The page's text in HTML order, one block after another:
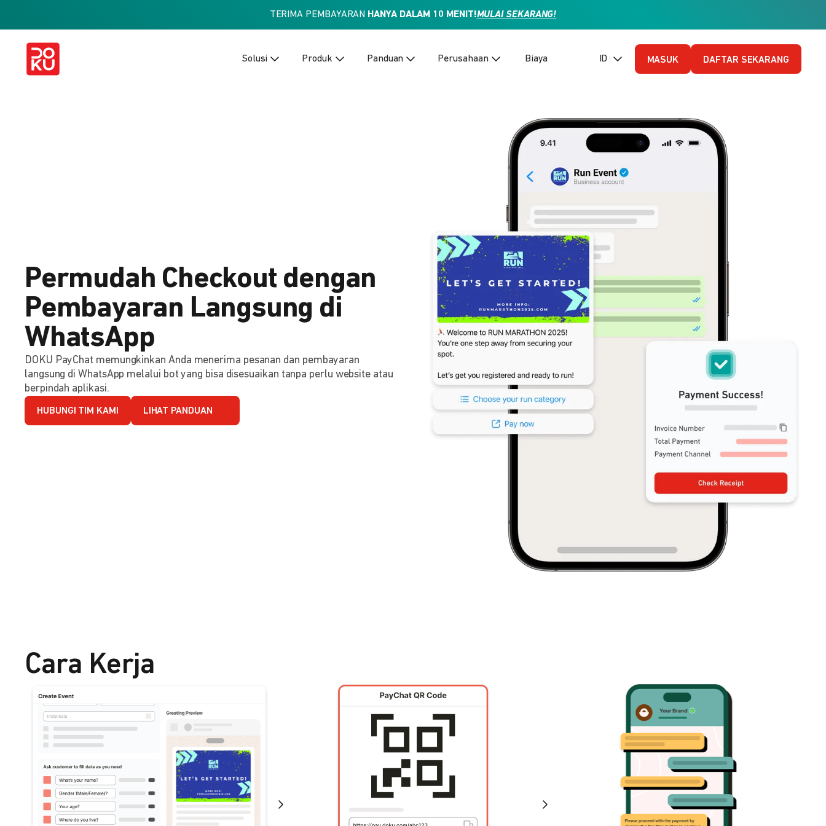
TERIMA PEMBAYARAN HANYA DALAM 10 MENIT!MULAI SEKARANG!
Solusi Produk Panduan Perusahaan Biaya ID (Bahasa Indonesia)
MASUK DAFTAR SEKARANG
Permudah Checkout dengan
Pembayaran Langsung di
WhatsApp
DOKU PayChat memungkinkan Anda menerima pesanan dan pembayaran
langsung di WhatsApp melalui bot yang bisa disesuaikan tanpa perlu website atau
berpindah aplikasi.
HUBUNGI TIM KAMI LIHAT PANDUAN
Cara Kerja